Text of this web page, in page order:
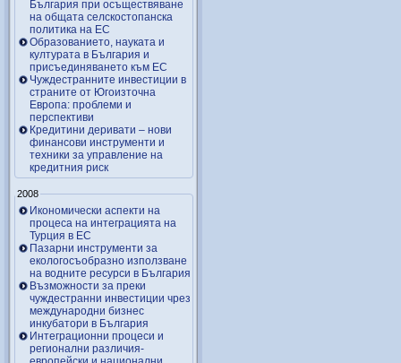
България при осъществяване
на общата селскостопанска
политика на ЕС
Образованието, науката и
културата в България и
присъединяването към ЕС
Чуждестранните инвестиции в
страните от Югоизточна
Европа: проблеми и
перспективи
Кредитини деривати – нови
финансови инструменти и
техники за управление на
кредитния риск
2008
Икономически аспекти на
процеса на интеграцията на
Турция в ЕС
Пазарни инструменти за
екологосъобразно използване
на водните ресурси в България
Възможности за преки
чуждестранни инвестиции чрез
международни бизнес
инкубатори в България
Интеграционни процеси и
регионални различия-